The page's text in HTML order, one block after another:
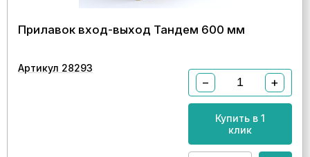
Прилавок вход-выход Тандем 600 мм
Артикул 28293
− +
Купить в 1
клик